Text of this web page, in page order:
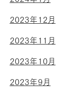
2023年12月
2023年11月
2023年10月
2023年9月